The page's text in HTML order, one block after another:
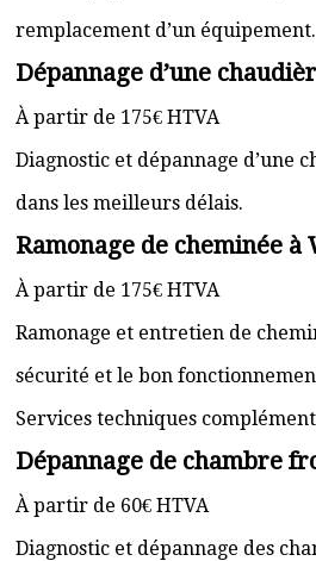
remplacement d’un équipement.
Dépannage d’une
À partir de 175€ HTVA
Diagnostic et dépannage d’une
dans les meilleurs délais.
Ramonage de cheminée à
À partir de 175€ HTVA
Ramonage et entretien de
sécurité et le bon
Services techniques
Dépannage de chambre
À partir de 60€ HTVA
Diagnostic et dépannage des